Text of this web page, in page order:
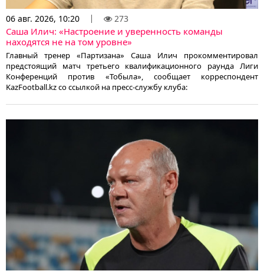
06 авг. 2026, 10:20 273
Саша Илич: «Настроение и уверенность команды
находятся не на том уровне»
Главный тренер «Партизана» Саша Илич прокомментировал
предстоящий матч третьего квалификационного раунда Лиги
Конференций против «Тобыла», сообщает корреспондент
KazFootball.kz со ссылкой на пресс-службу клуба: